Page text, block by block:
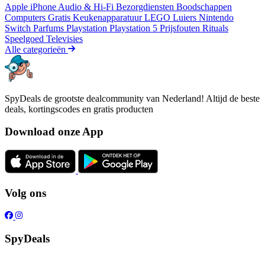
Apple iPhone Audio & Hi-Fi Bezorgdiensten Boodschappen
Computers Gratis KeukenapparatuurLEGO Luiers Nintendo
Switch Parfums Playstation Playstation 5 Prijsfouten Rituals
Speelgoed Televisies
Alle categorieën
SpyDeals de grootste dealcommunity van Nederland! Altijd de beste
deals, kortingscodes en gratis producten
Download onze App
Volg ons
SpyDeals